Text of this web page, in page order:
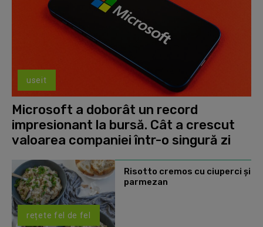
useit
Microsoft a doborât un record
impresionant la bursă. Cât a crescut
valoarea companiei într-o singură zi
rețete fel de fel
Risotto cremos cu ciuperci și
parmezan